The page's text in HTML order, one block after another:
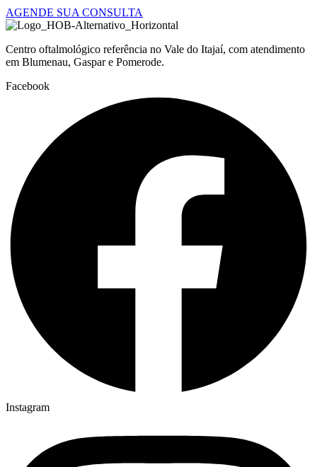
AGENDE SUA CONSULTA
Centro oftalmológico referência no Vale do Itajaí, com atendimento
em Blumenau, Gaspar e Pomerode.
Facebook
Instagram